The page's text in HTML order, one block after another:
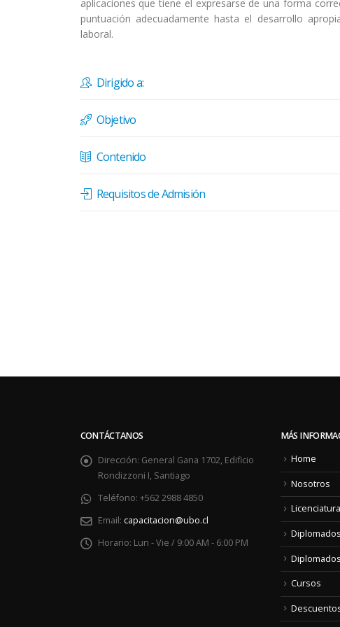
aplicaciones que tiene el expresarse de una forma
puntuación adecuadamente hasta el desarrollo
laboral.
Dirigido a:
Objetivo
Contenido
Requisitos de Admisión
CONTÁCTANOS
Dirección: General Gana 1702, Edificio
Rondizzoni I, Santiago
Teléfono: +562 2988 4850
Email: capacitacion@ubo.cl
Horario: Lun - Vie / 9:00 AM - 6:00 PM
MÁS
Home
Nosotros
Diplomados
Cursos